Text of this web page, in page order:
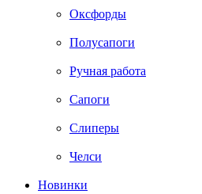
Оксфорды
Полусапоги
Ручная работа
Сапоги
Слиперы
Челси
Новинки